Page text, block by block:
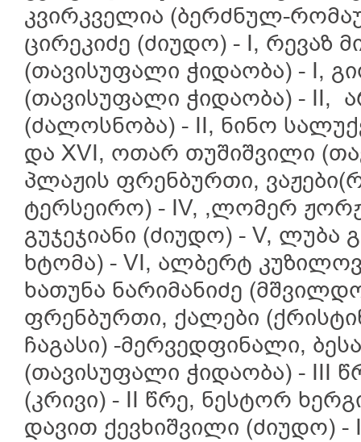
კვირკველია (ბერძნულ-
ცირეკიძე (ძიუდო) - I, რევაზ
(თავისუფალი ჭიდაობა) - I,
(თავისუფალი ჭიდაობა) - II,
(ძალოსნობა) - II, ნინო
და XVI, ოთარ თუშიშვილი
პლაჟის ფრენბურთი,
ტერსეირო) - IV, ,ლომერ
გუჯეჯიანი (ძიუდო) - V, ლუბა
ხტომა) - VI, ალბერტ
ხათუნა ნარიმანიძე
ფრენბურთი, ქალები
ჩაგასი) -მერვედფინალი,
(თავისუფალი ჭიდაობა) - III
(კრივი) - II წრე, ნესტორ
დავით ქევხიშვილი (ძიუდო) -